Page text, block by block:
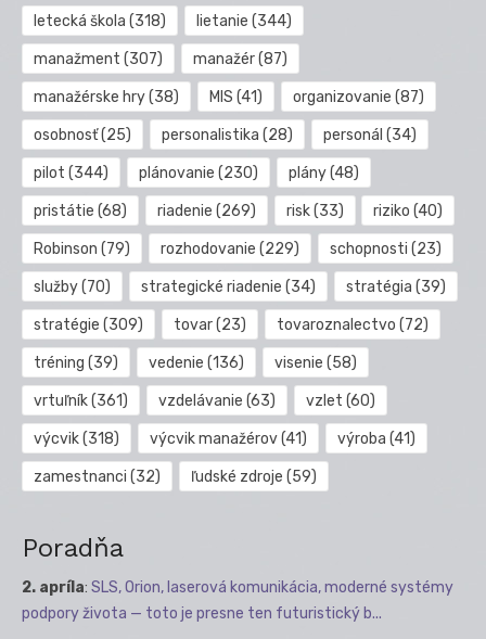
letecká škola (318) lietanie (344)
manažment (307) manažér(87)
manažérske hry(38) MIS (41) organizovanie (87)
osobnosť(25) personalistika (28) personál (34)
pilot (344) plánovanie (230) plány(48)
pristátie (68) riadenie (269) risk(33) riziko (40)
Robinson (79) rozhodovanie (229) schopnosti (23)
služby(70) strategické riadenie (34) stratégia (39)
stratégie (309) tovar(23) tovaroznalectvo (72)
tréning (39) vedenie (136) visenie (58)
vrtuľník(361) vzdelávanie (63) vzlet (60)
výcvik(318) výcvik manažérov(41) výroba (41)
zamestnanci (32) ľudské zdroje (59)
Poradňa
2. apríla: SLS, Orion, laserová komunikácia, moderné systémy
podpory života — toto je presne ten futuristický b...